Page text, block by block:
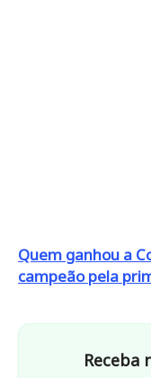
Quem ganhou a
campeão pela
Receba